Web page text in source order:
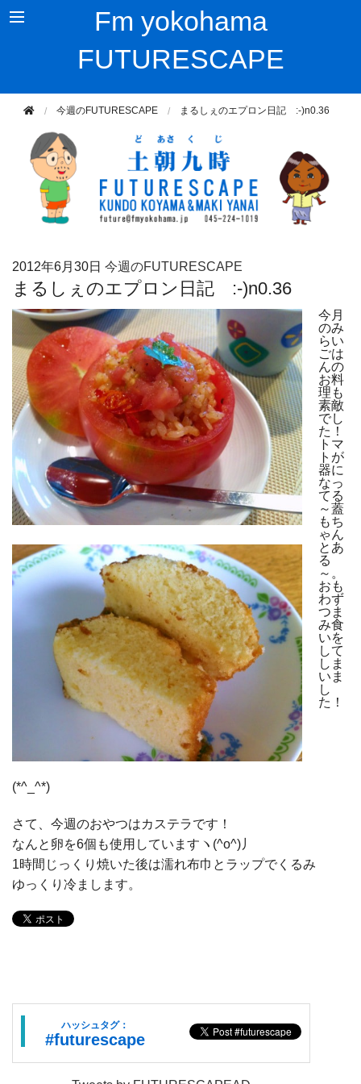
Fm yokohama
FUTURESCAPE
今週のFUTURESCAPE まるしぇのエプロン日記 :-)n0.36
2012年6月30日 今週のFUTURESCAPE
まるしぇのエプロン日記 :-)n0.36
今月
のみ
らい
ごは
んの
お料
理も
素敵
でし
た！
トマ
トが
器に
なっ
てる
～蓋
もち
ゃん
とあ
る
～。
おも
わず
つま
み食
いを
して
しま
いま
し
た！
(*^_^*)
さて、今週のおやつはカステラです！
なんと卵を6個も使用していますヽ(^o^)丿
1時間じっくり焼いた後は濡れ布巾とラップでくるみ
ゆっくり冷まします。
ハッシュタグ：
#futurescape